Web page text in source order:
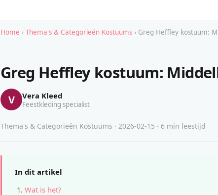
Home › Thema's & Categorieën Kostuums › Greg Heffley kostuum:
Greg Heffley kostuum:
V Vera Kleed
Feestkleding specialist
Thema's & Categorieën Kostuums · 2026-02-15 · 6 min leestijd
In dit artikel
Wat is het?